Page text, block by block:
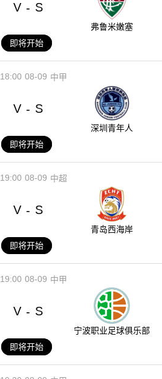
V - S
弗鲁米嫩塞
即将开始
08-09
18:00 中甲
V - S
深圳青年人
即将开始
08-09
19:00 中超
V - S
青岛西海岸
即将开始
08-09
19:00 中甲
V - S
宁波职业足球俱乐部
即将开始